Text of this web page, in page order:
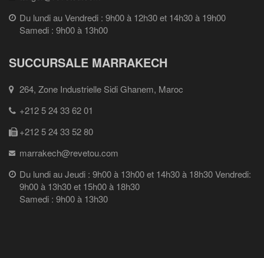
Du lundi au Vendredi : 9h00 à 12h30 et 14h30 à 19h00
Samedi : 9h00 à 13h00
SUCCURSALE MARRAKECH
264, Zone Industrielle Sidi Ghanem, Maroc
+212 5 24 33 62 01
+212 5 24 33 52 80
marrakech@revetou.com
Du lundi au Jeudi : 9h00 à 13h00 et 14h30 à 18h30 Vendredi:
9h00 à 13h30 et 15h00 à 18h30
Samedi : 9h00 à 13h30